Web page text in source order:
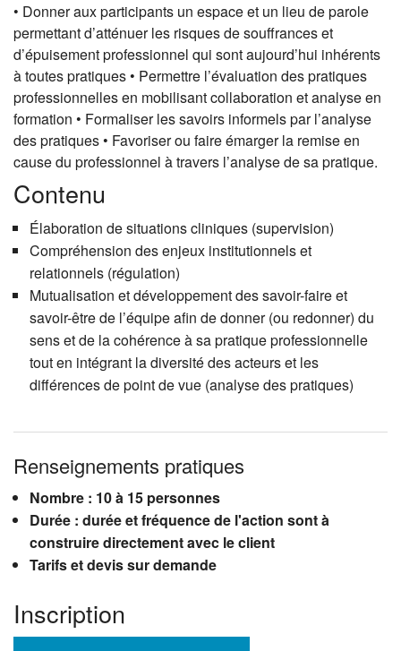
• Donner aux participants un espace et un lieu de parole
permettant d’atténuer les risques de souffrances et
d’épuisement professionnel qui sont aujourd’hui inhérents
à toutes pratiques • Permettre l’évaluation des pratiques
professionnelles en mobilisant collaboration et analyse en
formation • Formaliser les savoirs informels par l’analyse
des pratiques • Favoriser ou faire émarger la remise en
cause du professionnel à travers l’analyse de sa pratique.
Contenu
Élaboration de situations cliniques (supervision)
Compréhension des enjeux institutionnels et
relationnels (régulation)
Mutualisation et développement des savoir-faire et
savoir-être de l’équipe afin de donner (ou redonner) du
sens et de la cohérence à sa pratique professionnelle
tout en intégrant la diversité des acteurs et les
différences de point de vue (analyse des pratiques)
Renseignements pratiques
Nombre : 10 à 15 personnes
Durée : durée et fréquence de l'action sont à
construire directement avec le client
Tarifs et devis sur demande
Inscription